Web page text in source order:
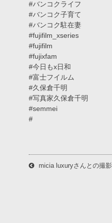
#バンコクライフ
#バンコク子育て
#バンコク駐在妻
#fujifilm_xseries
#fujifilm
#fujixfam
#今日もx日和
#富士フイルム
#久保倉千明
#写真家久保倉千明
#semmei
#
micia luxuryさんとの撮影